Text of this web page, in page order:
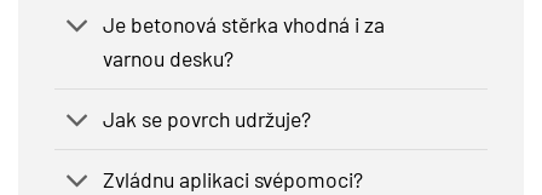
Je betonová stěrka vhodná i za
varnou desku?
Jak se povrch udržuje?
Zvládnu aplikaci svépomoci?